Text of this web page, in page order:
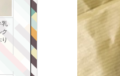
乳